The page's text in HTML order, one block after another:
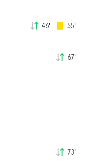
46' 55'
67'
73'